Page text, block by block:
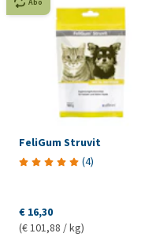
FeliGum Struvit
(4)
€ 16,30
(€ 101,88 / kg)